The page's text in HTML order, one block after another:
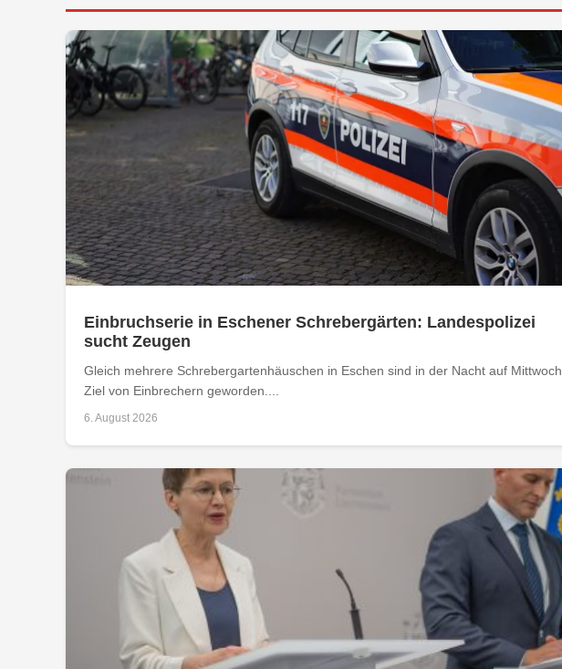
Einbruchserie in Eschener Schrebergärten: Landespolizei
sucht Zeugen
Gleich mehrere Schrebergartenhäuschen in Eschen sind in der Nacht auf Mittwoch
Ziel von Einbrechern geworden....
6. August 2026